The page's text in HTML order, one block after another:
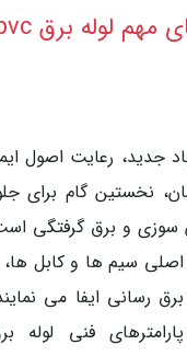
جدید، رعایت اصول
نخستین گام برای
سوزی و برق گرفتگی
اصلی سیم ها و کابل
رسانی ایفا می